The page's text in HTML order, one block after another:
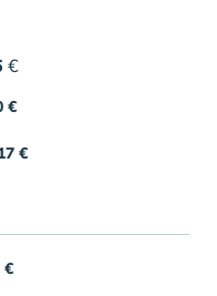
€
€
€
€